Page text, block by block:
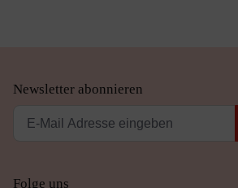
Newsletter abonnieren
Folge uns